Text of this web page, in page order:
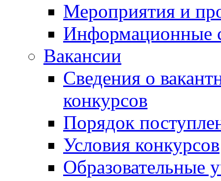
Мероприятия и
Информационные
Вакансии
Сведения о
конкурсов
Порядок
Условия конкурсов
Образовательные